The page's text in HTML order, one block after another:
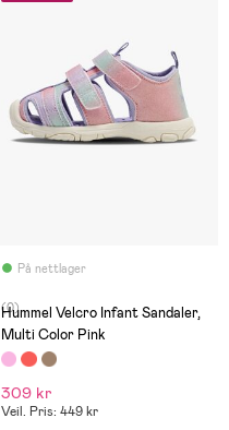
På nettlager
(0)
Hummel Velcro Infant Sandaler,
Multi Color Pink
309 kr
Veil. Pris: 449 kr